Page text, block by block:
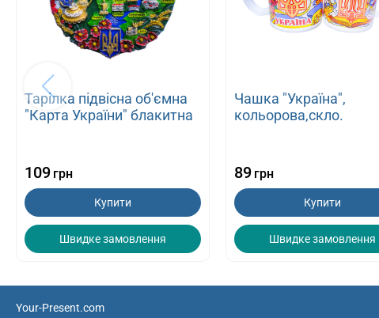
Тарілка підвісна об'ємна
"Карта України" блакитна
109 грн
Купити
Швидке замовлення
Чашка "Україна",
кольорова,скло.
89 грн
Купити
Швидке замовлення
Your-Present.com